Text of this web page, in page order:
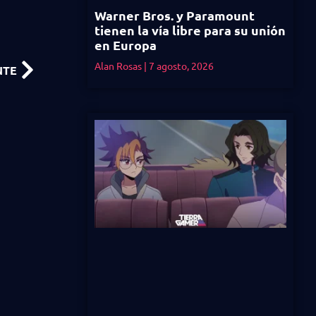
Warner Bros. y Paramount
tienen la vía libre para su unión
en Europa
Alan Rosas 7 agosto, 2026